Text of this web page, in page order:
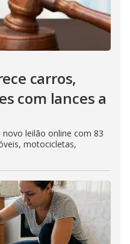
carros,
com lances a
leilão online com 83
motocicletas,